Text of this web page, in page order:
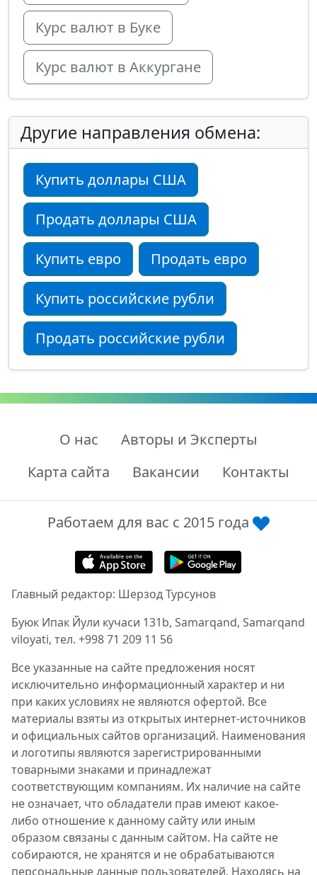
Курс валют в Буке
Курс валют в Аккургане
Другие направления обмена:
Купить доллары США
Продать доллары США
Купить евро Продать евро
Купить российские рубли
Продать российские рубли
О нас
Авторы и Эксперты
Карта сайта
Вакансии Контакты
Работаем для вас с 2015 года
Главный редактор: Шерзод Турсунов
Буюк Ипак Йули кучаси 131b, Samarqand, Samarqand
viloyati, тел. +998 71 209 11 56
Все указанные на сайте предложения носят
исключительно информационный характер и ни
при каких условиях не являются офертой. Все
материалы взяты из открытых интернет-источников
и официальных сайтов организаций. Наименования
и логотипы являются зарегистрированными
товарными знаками и принадлежат
соответствующим компаниям. Их наличие на сайте
не означает, что обладатели прав имеют какое-
либо отношение к данному сайту или иным
образом связаны с данным сайтом. На сайте не
собираются, не хранятся и не обрабатываются
персональные данные пользователей. Находясь на